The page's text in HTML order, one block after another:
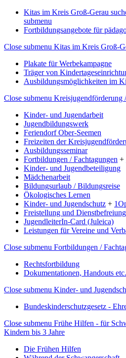
Kitas im Kreis Groß-Gerau
submenu
Fortbildungsangebote für
Close submenu Kitas im Kreis Groß-
Plakate für Werbekampagne
Träger von
Ausbildungsmöglichkeiten im
Close submenu Kreisjugendförderung
Kinder- und Jugendarbeit
Jugendbildungswerk
Feriendorf Ober-Seemen
Freizeiten der
Ausbildungsseminar
Fortbildungen / Fachtagungen +
Kinder- und Jugendbeteiligung
Mädchenarbeit
Bildungsurlaub / Bildungsreise
Ökologisches Lernen
Kinder- und Jugendschutz + 1
Freistellung und Dienstbefreiung
JugendleiterIn-Card (Juleica)
Leistungen für Vereine und
Close submenu Fortbildungen /
Rechtsfortbildung
Dokumentationen, Handouts etc.
Close submenu Kinder- und
Bundeskinderschutzgesetz -
Close submenu Frühe Hilfen - für
Kindern bis 3 Jahre
Die Frühen Hilfen